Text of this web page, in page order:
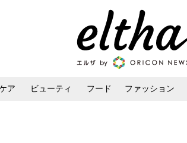
ア ビューティ フード ファッション